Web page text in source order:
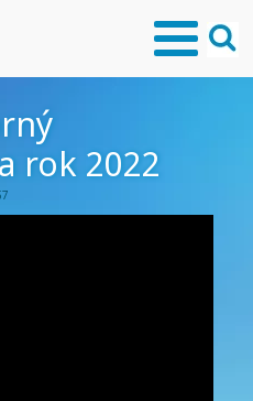
rok 2022